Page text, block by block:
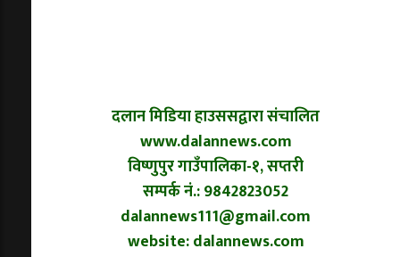
दलान मिडिया हाउससद्वारा संचालित
www.dalannews.com
विष्णुपुर गाउँपालिका-१, सप्तरी
सम्पर्क नं.: 9842823052
dalannews111@gmail.com
website: dalannews.com